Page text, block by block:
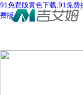
91免费版黄色下载,91免费
费版